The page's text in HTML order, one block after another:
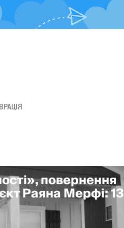
повернення
Раяна Мерфі: 13